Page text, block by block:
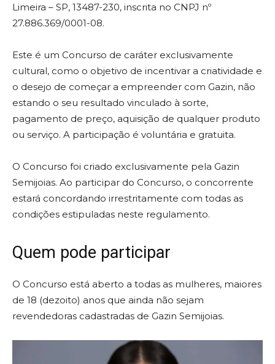
Limeira – SP, 13487-230, inscrita no CNPJ nº
27.886.369/0001-08.
Este é um Concurso de caráter exclusivamente
cultural, como o objetivo de incentivar a criatividade e
o desejo de começar a empreender com Gazin, não
estando o seu resultado vinculado à sorte,
pagamento de preço, aquisição de qualquer produto
ou serviço. A participação é voluntária e gratuita.
O Concurso foi criado exclusivamente pela Gazin
Semijoias. Ao participar do Concurso, o concorrente
estará concordando irrestritamente com todas as
condições estipuladas neste regulamento.
Quem pode participar
O Concurso está aberto a todas as mulheres, maiores
de 18 (dezoito) anos que ainda não sejam
revendedoras cadastradas de Gazin Semijoias.